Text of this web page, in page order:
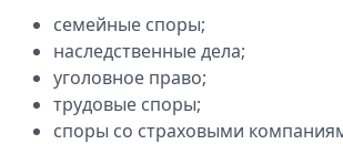
семейные споры;
наследственные дела;
уголовное право;
трудовые споры;
споры со страховыми